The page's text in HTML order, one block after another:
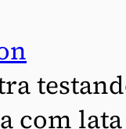
com lata